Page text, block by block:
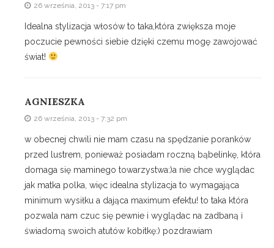
26 września, 2013 - 7:17 pm
Idealna stylizacja włosów to taka,która zwiększa moje
poczucie pewności siebie dzięki czemu mogę zawojować
świat!
AGNIESZKA
26 września, 2013 - 7:32 pm
w obecnej chwili nie mam czasu na spędzanie poranków
przed lustrem, ponieważ posiadam roczną bąbelinkę, która
domaga się maminego towarzystwa:)a nie chce wyglądac
jak matka polka, więc idealna stylizacja to wymagająca
minimum wysiłku a dająca maximum efektu! to taka która
pozwala nam czuc się pewnie i wyglądac na zadbaną i
świadomą swoich atutów kobitkę:) pozdrawiam